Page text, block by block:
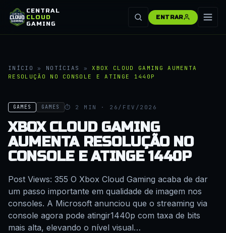
CENTRAL
CLOUD
GAMING
ENTRAR
INÍCIO » NOTÍCIAS »XBOX CLOUD GAMING AUMENTA
RESOLUÇÃO NO CONSOLE E ATINGE 1440P
GAMES GAMES ⏱ 2 MIN · 26/FEV/2026
XBOX CLOUD GAMING
AUMENTA RESOLUÇÃO NO
CONSOLE E ATINGE 1440P
Post Views: 355 O Xbox Cloud Gaming acaba de dar
um passo importante em qualidade de imagem nos
consoles. A Microsoft anunciou que o streaming via
console agora pode atingir1440p com taxa de bits
mais alta, elevando o nível visual…